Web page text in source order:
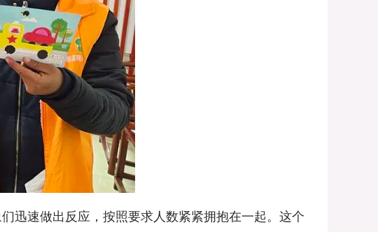
速做出反应，按照要求人数紧紧拥抱在一起。这个